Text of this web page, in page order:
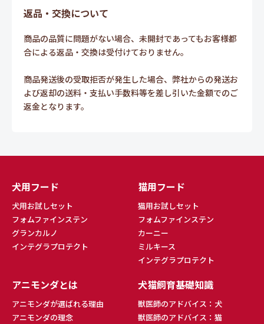
返品・交換について
商品の品質に問題がない場合、未開封であってもお客様都
合による返品・交換は受付けておりません。
商品発送後の受取拒否が発生した場合、弊社からの発送お
よび返却の送料・支払い手数料等を差し引いた金額でのご
返金となります。
犬用フード
犬用お試しセット
フォムファインステン
グランカルノ
インテグラプロテクト
猫用フード
猫用お試しセット
フォムファインステン
カーニー
ミルキース
インテグラプロテクト
アニモンダとは
アニモンダが選ばれる理由
アニモンダの理念
犬猫飼育基礎知識
獣医師のアドバイス：犬
獣医師のアドバイス：猫